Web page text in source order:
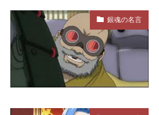
銀魂の名言